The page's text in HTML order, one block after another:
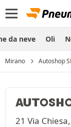
da neve Oli
Mirano Autoshop
21 Via